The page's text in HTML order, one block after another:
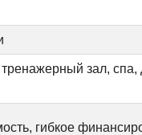
зал, спа,
гибкое